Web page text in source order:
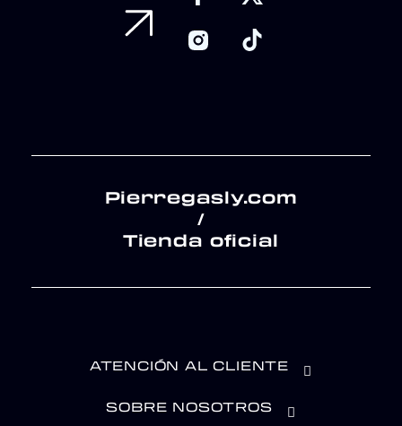
Pierregasly.com
/
Tienda oficial
ATENCIÓN AL CLIENTE
SOBRE NOSOTROS